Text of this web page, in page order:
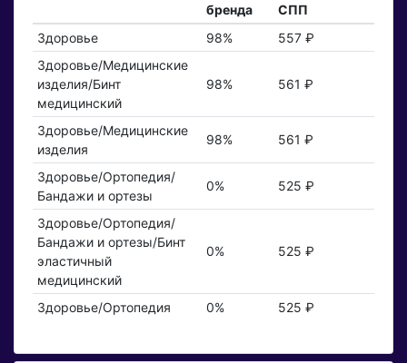
бренда
СПП
Здоровье
98%
557 ₽
Здоровье/Медицинские
изделия/Бинт
медицинский
98% 561 ₽
Здоровье/Медицинские
изделия
98% 561 ₽
Здоровье/Ортопедия/
Бандажи и ортезы
0% 525 ₽
Здоровье/Ортопедия/
Бандажи и ортезы/Бинт
эластичный
медицинский
0% 525 ₽
Здоровье/Ортопедия 0% 525 ₽